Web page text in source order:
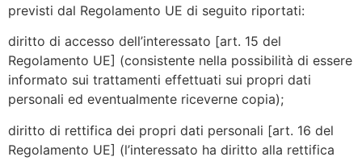
previsti dal Regolamento UE di seguito riportati:
diritto di accesso dell’interessato [art. 15 del
Regolamento UE] (consistente nella possibilità di essere
informato sui trattamenti effettuati sui propri dati
personali ed eventualmente riceverne copia);
diritto di rettifica dei propri dati personali [art. 16 del
Regolamento UE] (l’interessato ha diritto alla rettifica